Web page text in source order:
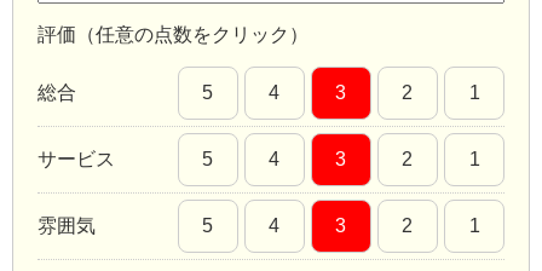
評価（任意の点数をクリック）
総合 5 4 3 2 1
サービス 5 4 3 2 1
雰囲気 5 4 3 2 1